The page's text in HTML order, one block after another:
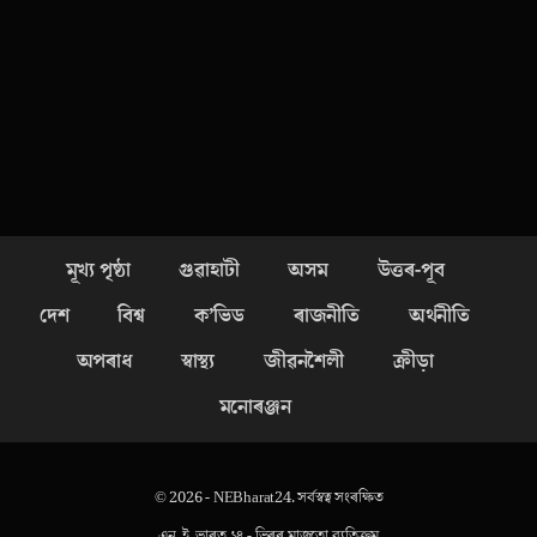
মূখ্য পৃষ্ঠা গুৱাহাটী অসম
উত্তৰ-পূব
দেশ
বিশ্ব ক’ভিড ৰাজনীতি
অৰ্থনীতি
অপৰাধ
স্বাস্থ্য জীৱনশৈলী
ক্ৰীড়া
মনোৰঞ্জন
© 2026 - NEBharat24. সৰ্বস্বত্ব সংৰক্ষিত